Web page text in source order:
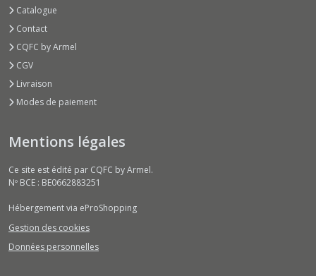
Catalogue
Contact
CQFC by Armel
CGV
Livraison
Modes de paiement
Mentions légales
Ce site est édité par CQFC by Armel.
Nº BCE : BE0662883251
Hébergement via eProShopping
Gestion des cookies
Données personnelles